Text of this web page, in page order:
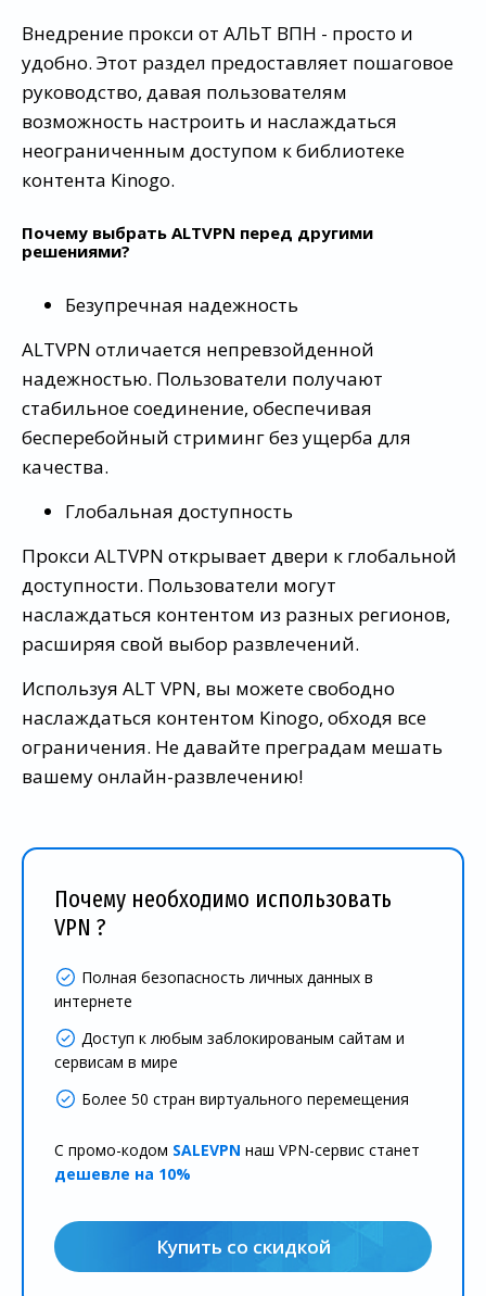
Внедрение прокси от АЛЬТ ВПН - просто и
удобно. Этот раздел предоставляет пошаговое
руководство, давая пользователям
возможность настроить и наслаждаться
неограниченным доступом к библиотеке
контента Kinogo.
Почему выбрать ALTVPN перед другими
решениями?
Безупречная надежность
ALTVPN отличается непревзойденной
надежностью. Пользователи получают
стабильное соединение, обеспечивая
бесперебойный стриминг без ущерба для
качества.
Глобальная доступность
Прокси ALTVPN открывает двери к глобальной
доступности. Пользователи могут
наслаждаться контентом из разных регионов,
расширяя свой выбор развлечений.
Используя ALT VPN, вы можете свободно
наслаждаться контентом Kinogo, обходя все
ограничения. Не давайте преградам мешать
вашему онлайн-развлечению!
Почему необходимо использовать
VPN ?
Полная безопасность личных данных в
интернете
Доступ к любым заблокированым сайтам и
сервисам в мире
Более 50 стран виртуального перемещения
С промо-кодом SALEVPN наш VPN-сервис станет
дешевле на 10%
Купить со скидкой